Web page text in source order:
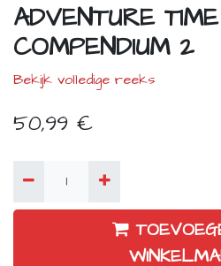
ADVENTURE TIME
COMPENDIUM 2
Bekijk volledige reeks
50,99 €